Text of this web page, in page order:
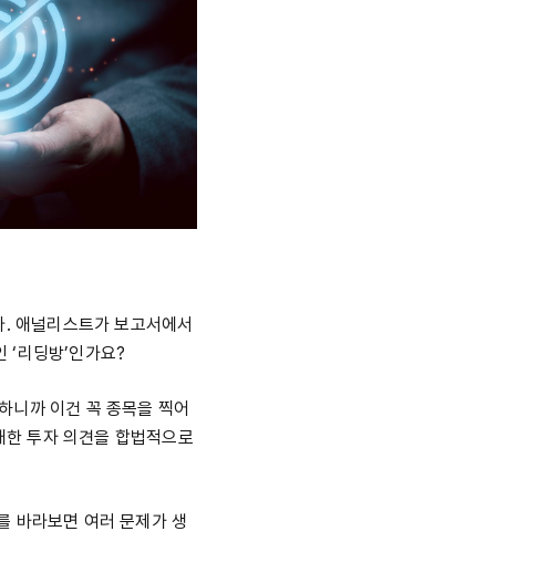
애널리스트가 보고서에서
리딩방’인가요?
니까 이건 꼭 종목을 찍어
투자 의견을 합법적으로
바라보면 여러 문제가 생